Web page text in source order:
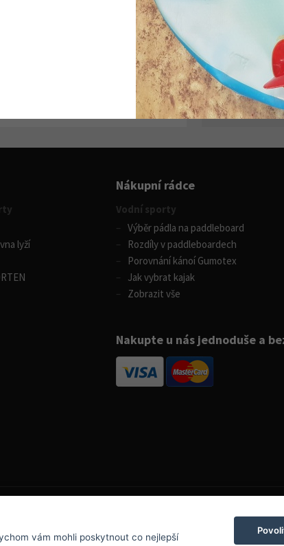
Viking nově v naší
Souhlasím se
lyží
Nákupní rádce
Vodní sporty
Výběr pádla na paddleboard
Rozdíly v paddleboardech
Porovnání kánoí Gumotex
Jak vybrat kajak
Zobrazit vše
Nakupte u nás jednoduše a
vám mohli poskytnout co nejlepší